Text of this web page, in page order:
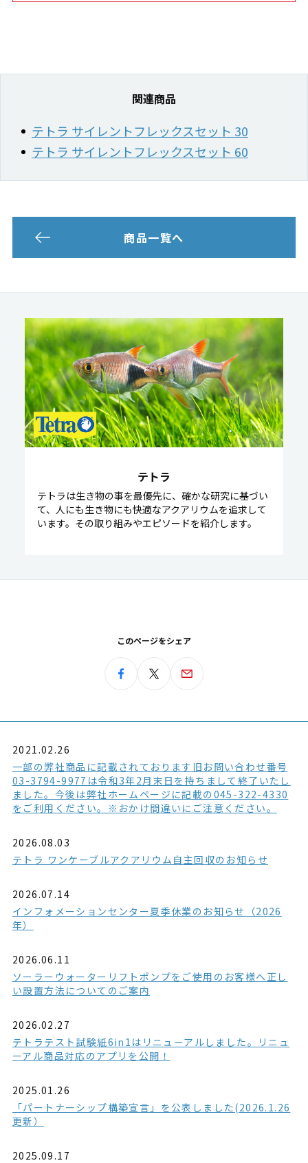
関連商品
テトラ サイレントフレックスセット 30
テトラ サイレントフレックスセット 60
商品一覧へ
テトラ
テトラは生き物の事を最優先に、確かな研究に基づい
て、人にも生き物にも快適なアクアリウムを追求して
います。その取り組みやエピソードを紹介します。
このページをシェア
2021.02.26
一部の弊社商品に記載されております旧お問い合わせ番号
03-3794-9977は令和3年2月末日を持ちまして終了いたし
ました。今後は弊社ホームページに記載の045-322-4330
をご利用ください。※おかけ間違いにご注意ください。
2026.08.03
テトラ ワンケーブルアクアリウム自主回収のお知らせ
2026.07.14
インフォメーションセンター夏季休業のお知らせ（2026
年）
2026.06.11
ソーラーウォーターリフトポンプをご使用のお客様へ正し
い設置方法についてのご案内
2026.02.27
テトラテスト試験紙6in1はリニューアルしました。リニュ
ーアル商品対応のアプリを公開！
2025.01.26
「パートナーシップ構築宣言」を公表しました(2026.1.26
更新）
2025.09.17